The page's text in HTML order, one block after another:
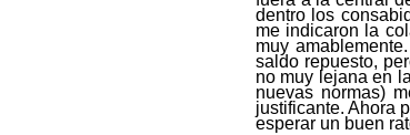
dentro los
me indicaron la
muy
saldo repuesto,
no muy lejana en
nuevas normas)
justificante. Ahora
esperar un buen